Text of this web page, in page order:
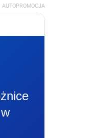
AUTOPROMOCJA